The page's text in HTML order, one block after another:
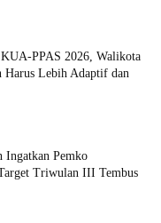
PPAS 2026, Walikota
Harus Lebih Adaptif dan
Ingatkan Pemko
Triwulan III Tembus